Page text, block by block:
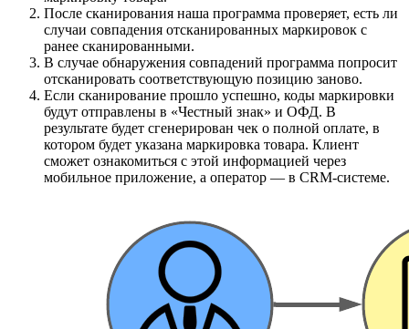
После сканирования наша программа проверяет, есть ли
случаи совпадения отсканированных маркировок с
ранее сканированными.
В случае обнаружения совпадений программа попросит
отсканировать соответствующую позицию заново.
Если сканирование прошло успешно, коды маркировки
будут отправлены в «Честный знак» и ОФД. В
результате будет сгенерирован чек о полной оплате, в
котором будет указана маркировка товара. Клиент
сможет ознакомиться с этой информацией через
мобильное приложение, а оператор — в CRM-системе.